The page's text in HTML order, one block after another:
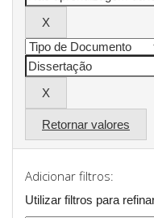
Retornar valores
Adicionar filtros:
Utilizar filtros para